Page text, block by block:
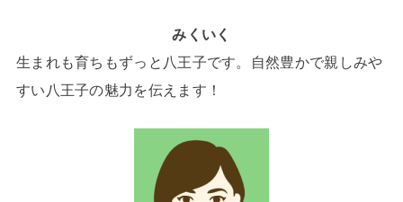
みくいく
生まれも育ちもずっと八王子です。自然豊かで親しみや
すい八王子の魅力を伝えます！